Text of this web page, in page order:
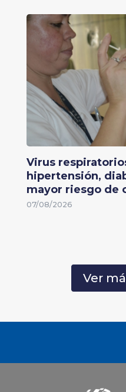
Virus
hipertensión,
mayor riesgo de
07/08/2026
Ver